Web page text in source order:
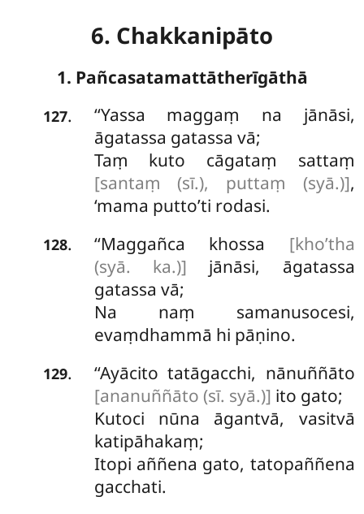
6. Chakkanipāto
1. Pañcasatamattātherīgāthā
127. ‘‘Yassa maggaṃ na jānāsi,
āgatassa gatassa vā;
Taṃ kuto cāgataṃ sattaṃ
[santaṃ (sī.), puttaṃ (syā.)],
‘mama putto’ti rodasi.
128. ‘‘Maggañca khossa [kho’tha
(syā. ka.)] jānāsi, āgatassa
gatassa vā;
Na naṃ samanusocesi,
evaṃdhammā hi pāṇino.
129.
‘‘Ayācito tatāgacchi, nānuññāto
[ananuññāto (sī. syā.)] ito gato;
Kutoci nūna āgantvā, vasitvā
katipāhakaṃ;
Itopi aññena gato, tatopaññena
gacchati.